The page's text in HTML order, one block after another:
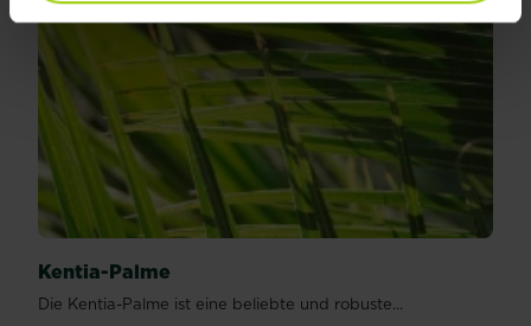
Kentia-Palme
Die Kentia-Palme ist eine beliebte und robuste...